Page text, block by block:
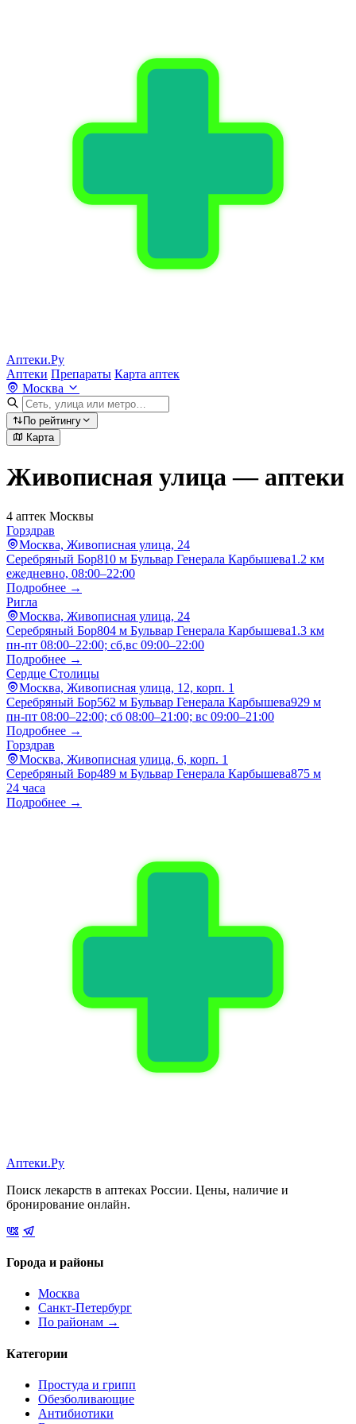
Аптеки.Ру
Аптеки Препараты Карта аптек
Москва
По рейтингу
Карта
Живописная улица — аптеки
4 аптек Москвы
Горздрав
Москва, Живописная улица, 24
Серебряный Бор810 м Бульвар Генерала Карбышева1.2 км
ежедневно, 08:00–22:00
Подробнее →
Ригла
Москва, Живописная улица, 24
Серебряный Бор804 м Бульвар Генерала Карбышева1.3 км
пн-пт 08:00–22:00; сб,вс 09:00–22:00
Подробнее →
Сердце Столицы
Москва, Живописная улица, 12, корп. 1
Серебряный Бор562 м Бульвар Генерала Карбышева929 м
пн-пт 08:00–22:00; сб 08:00–21:00; вс 09:00–21:00
Подробнее →
Горздрав
Москва, Живописная улица, 6, корп. 1
Серебряный Бор489 м Бульвар Генерала Карбышева875 м
24 часа
Подробнее →
Аптеки.Ру
Поиск лекарств в аптеках России. Цены, наличие и
бронирование онлайн.
Города и районы
Москва
Санкт-Петербург
По районам →
Категории
Простуда и грипп
Обезболивающие
Антибиотики